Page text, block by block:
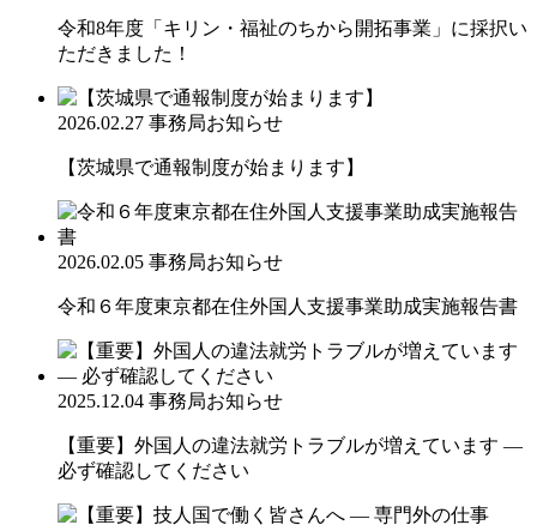
令和8年度「キリン・福祉のちから開拓事業」に採択い
ただきました！
2026.02.27 事務局お知らせ
【茨城県で通報制度が始まります】
2026.02.05 事務局お知らせ
令和６年度東京都在住外国人支援事業助成実施報告書
2025.12.04 事務局お知らせ
【重要】外国人の違法就労トラブルが増えています ―
必ず確認してください